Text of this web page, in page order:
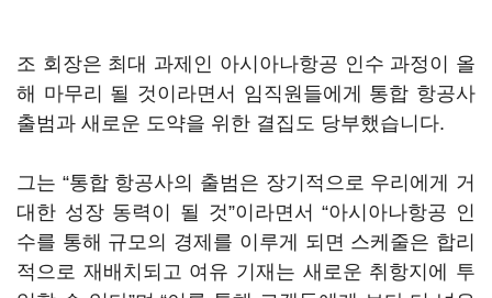
조 회장은 최대 과제인 아시아나항공 인수 과정이 올
해 마무리 될 것이라면서 임직원들에게 통합 항공사
출범과 새로운 도약을 위한 결집도 당부했습니다.
그는 “통합 항공사의 출범은 장기적으로 우리에게 거
대한 성장 동력이 될 것”이라면서 “아시아나항공 인
수를 통해 규모의 경제를 이루게 되면 스케줄은 합리
적으로 재배치되고 여유 기재는 새로운 취항지에 투